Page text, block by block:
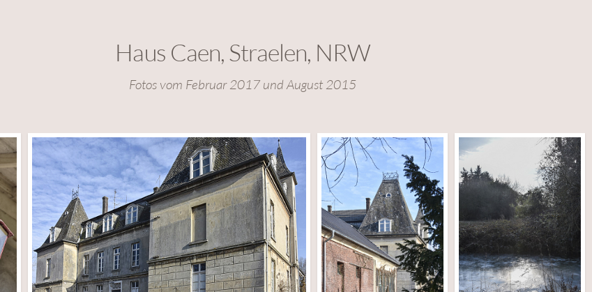
Haus Caen, Straelen, NRW
Fotos vom Februar 2017 und August 2015